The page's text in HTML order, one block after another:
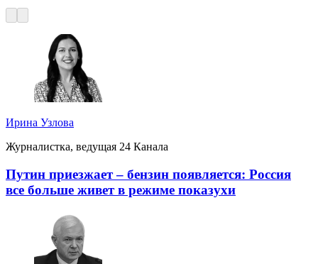
Ирина Узлова
Журналистка, ведущая 24 Канала
Путин приезжает – бензин появляется: Россия
все больше живет в режиме показухи